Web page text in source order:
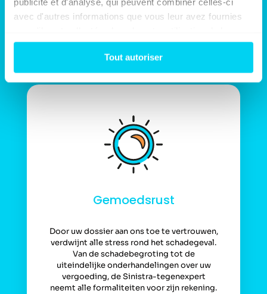
avec d'autres informations que vous leur avez fournies
services.
Tout autoriser
schadevergoeding voor te stellen die uw
volledige schade dekt.
Gemoedsrust
Door uw dossier aan ons toe te vertrouwen,
verdwijnt alle stress rond het schadegeval.
Van de schadebegroting tot de
uiteindelijke onderhandelingen over uw
vergoeding, de Sinistra-tegenexpert
neemt alle formaliteiten voor zijn rekening.